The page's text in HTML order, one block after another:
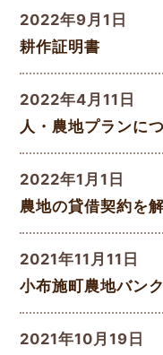
2022年9月1日
耕作証明書
2022年4月11日
人・農地プランに
2022年1月1日
農地の貸借契約を
2021年11月11日
小布施町農地バン
2021年10月19日